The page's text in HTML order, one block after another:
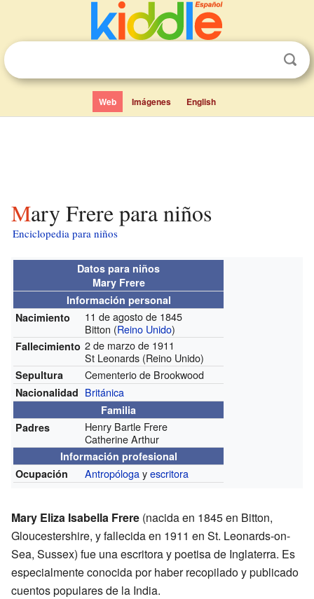
Web Imágenes English
Mary Frere para niños
Enciclopedia para niños
Datos para niños
Mary Frere
Información personal
Nacimiento
11 de agosto de 1845
Bitton (Reino Unido)
Fallecimiento 2 de marzo de 1911
St Leonards (Reino Unido)
Sepultura Cementerio de Brookwood
Nacionalidad Británica
Familia
Padres
Henry Bartle Frere
Catherine Arthur
Información profesional
Ocupación
Antropólogayescritora
Mary Eliza Isabella Frere (nacida en 1845 en Bitton,
Gloucestershire, y fallecida en 1911 en St. Leonards-on-
Sea, Sussex) fue una escritora y poetisa de Inglaterra. Es
especialmente conocida por haber recopilado y publicado
cuentos populares de la India.